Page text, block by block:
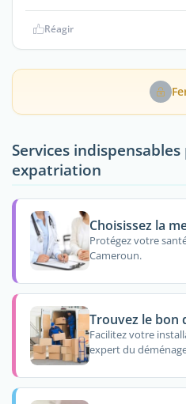
Réagir
Services
expatriation
Choisissez la
Protégez votre
Cameroun.
Trouvez le bon
Facilitez votre
expert du